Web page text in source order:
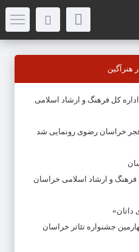
هنرآگین
کل فرهنگ و ارشاد اسلامی
خراسان رضوی رونمایی شد
و ارشاد اسلامی خراسان
داتان»
جشنواره تئاتر خراسان